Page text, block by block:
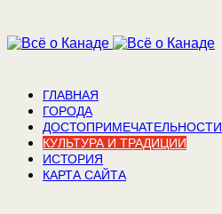
ГЛАВНАЯ
ГОРОДА
ДОСТОПРИМЕЧАТЕЛЬНОСТИ
КУЛЬТУРА И ТРАДИЦИИ
ИСТОРИЯ
КАРТА САЙТА